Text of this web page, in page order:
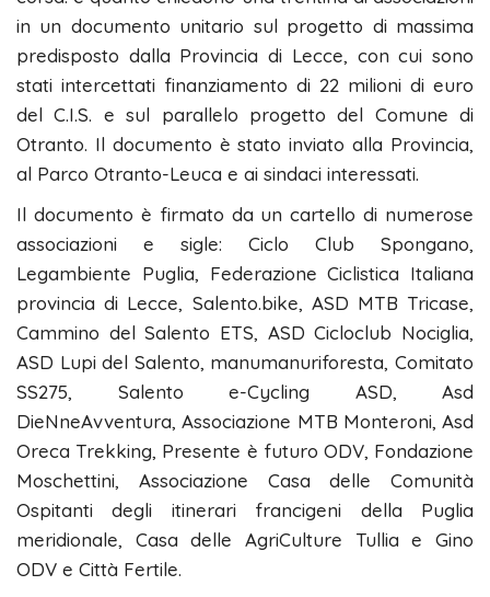
in un documento unitario sul progetto di massima
predisposto dalla Provincia di Lecce, con cui sono
stati intercettati finanziamento di 22 milioni di euro
del C.I.S. e sul parallelo progetto del Comune di
Otranto. Il documento è stato inviato alla Provincia,
al Parco Otranto-Leuca e ai sindaci interessati.
Il documento è firmato da un cartello di numerose
associazioni e sigle: Ciclo Club Spongano,
Legambiente Puglia, Federazione Ciclistica Italiana
provincia di Lecce, Salento.bike, ASD MTB Tricase,
Cammino del Salento ETS, ASD Cicloclub Nociglia,
ASD Lupi del Salento, manumanuriforesta, Comitato
SS275, Salento e-Cycling ASD, Asd
DieNneAvventura, Associazione MTB Monteroni, Asd
Oreca Trekking, Presente è futuro ODV, Fondazione
Moschettini, Associazione Casa delle Comunità
Ospitanti degli itinerari francigeni della Puglia
meridionale, Casa delle AgriCulture Tullia e Gino
ODV e Città Fertile.